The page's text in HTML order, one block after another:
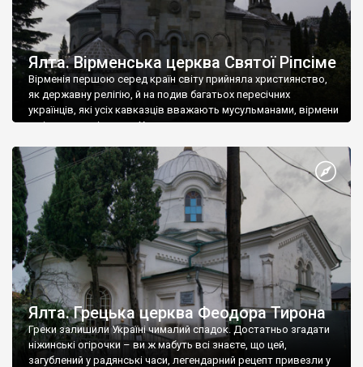
Ялта. Вірменська церква Святої Ріпсіме
Вірменія першою серед країн світу прийняла християнство,
як державну релігію, й на подив багатьох пересічних
українців, які усіх кавказців вважають мусульманами, вірмени
є відданими вірянами Христа
Ялта. Грецька церква Феодора Тирона
Греки залишили Україні чималий спадок. Достатньо згадати
ніжинські огірочки – ви ж мабуть всі знаєте, що цей,
загублений у радянські часи, легендарний рецепт привезли у